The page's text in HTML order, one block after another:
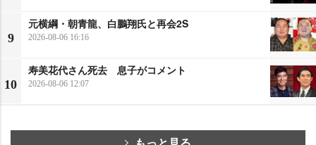
9
元横綱・朝青龍、白鵬翔氏と再会2S
2026-08-06 16:16
10
寿美花代さん死去 息子がコメント
2026-08-06 12:07